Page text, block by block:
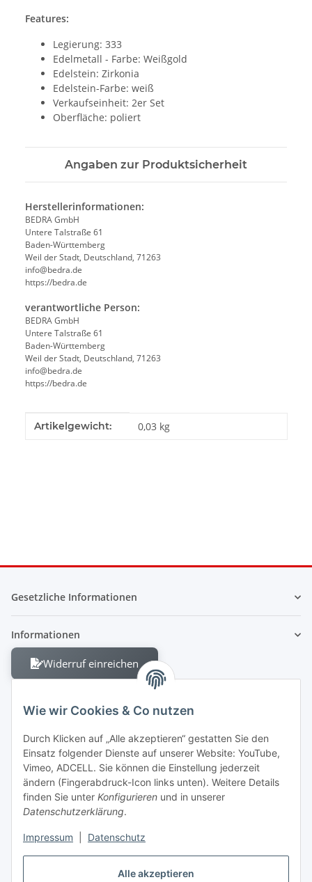
Alle akzeptieren
Wie wir Cookies & Co nutzen
Durch Klicken auf „Alle akzeptieren“ gestatten Sie den
Einsatz folgender Dienste auf unserer Website: YouTube,
Vimeo, ADCELL. Sie können die Einstellung jederzeit
ändern (Fingerabdruck-Icon links unten). Weitere Details
finden Sie unter Konfigurieren und in unserer
Datenschutzerklärung.
Impressum Datenschutz
Features:
Legierung: 333
Edelmetall - Farbe: Weißgold
Edelstein: Zirkonia
Edelstein-Farbe: weiß
Verkaufseinheit: 2er Set
Oberfläche: poliert
Angaben zur Produktsicherheit
Herstellerinformationen:
BEDRA GmbH
Untere Talstraße 61
Baden-Württemberg
Weil der Stadt, Deutschland, 71263
info@bedra.de
https://bedra.de
verantwortliche Person:
BEDRA GmbH
Untere Talstraße 61
Baden-Württemberg
Weil der Stadt, Deutschland, 71263
info@bedra.de
https://bedra.de
Produkteigenschaft
Wert
Artikelgewicht: 0,03 kg
Gesetzliche Informationen
Informationen
Widerruf einreichen
Berliner Allee 38
13088 Berlin
Shop +49 30 4280 2070
Fax +49 30 4280 2071